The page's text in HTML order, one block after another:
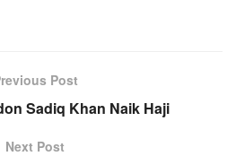
Post
Sadiq Khan Naik Haji
Next Post